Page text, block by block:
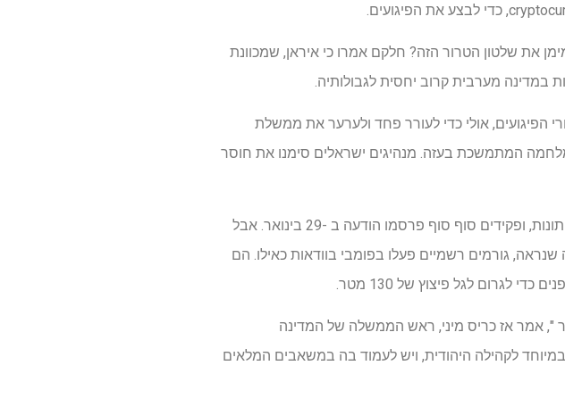
את שלטון הטרור הזה? חלקם אמרו כי איראן, שמכוונת
במדינה מערבית קרוב יחסית לגבולותיה.
הפיגועים, אולי כדי לעורר פחד ולערער את ממשלת
המתמשכת בעזה. מנהיגים ישראלים סימנו את חוסר
בינתיים, סוד תגלית החניך נמשך 10 ימים בלבד. מישהו הדליף את זה לעיתונות, ופקידים סוף סוף פרסמו הודעה ב -29 בינואר. אבל
גורמים רשמיים פעלו בפומבי בוודאות כאילו. הם
לגרום לגל פיצוץ של 130 מטר.
", אמר אז כריס מיני, ראש הממשלה של המדינה
לקהילה היהודית, ויש לעמוד בה במשאבים המלאים